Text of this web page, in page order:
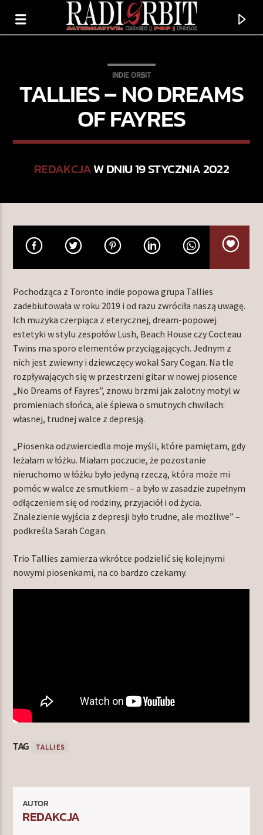
PAUL
BIG THIEF
TERAZ W RAMÓWCE
INDIE ORBIT
18:00 24:00
Radio Orbit
INDIE ORBIT
TALLIES – NO DREAMS
OF FAYRES
REDAKCJAW DNIU 19 STYCZNIA 2022
Pochodząca z Toronto indie popowa grupa Tallies
zadebiutowała w roku 2019 i od razu zwróciła naszą uwagę.
Ich muzyka czerpiąca z eterycznej, dream-popowej
estetyki w stylu zespołów Lush, Beach House czy Cocteau
Twins ma sporo elementów przyciągających. Jednym z
nich jest zwiewny i dziewczęcy wokal Sary Cogan. Na tle
rozpływających się w przestrzeni gitar w nowej piosence
„No Dreams of Fayres”, znowu brzmi jak zalotny motyl w
promieniach słońca, ale śpiewa o smutnych chwilach:
własnej, trudnej walce z depresją.
„Piosenka odzwierciedla moje myśli, które pamiętam, gdy
leżałam w łóżku. Miałam poczucie, że pozostanie
nieruchomo w łóżku było jedyną rzeczą, która może mi
pomóc w walce ze smutkiem – a było w zasadzie zupełnym
odłączeniem się od rodziny, przyjaciół i od życia.
Znalezienie wyjścia z depresji było trudne, ale możliwe” –
podkreśla Sarah Cogan.
Trio Tallies zamierza wkrótce podzielić się kolejnymi
nowymi piosenkami, na co bardzo czekamy.
TAG TALLIES
AUTOR
REDAKCJA